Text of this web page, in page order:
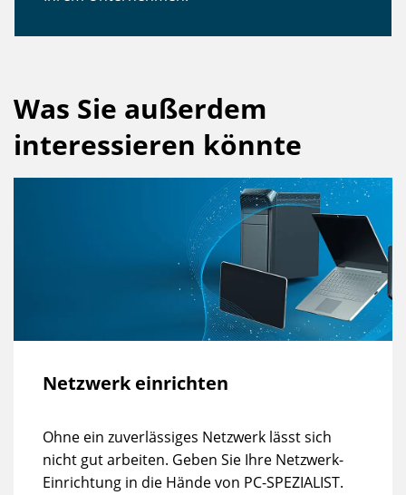
Was Sie außerdem
interessieren könnte
Netzwerk einrichten
Ohne ein zuverlässiges Netzwerk lässt sich
nicht gut arbeiten. Geben Sie Ihre Netzwerk-
Einrichtung in die Hände von PC-SPEZIALIST.